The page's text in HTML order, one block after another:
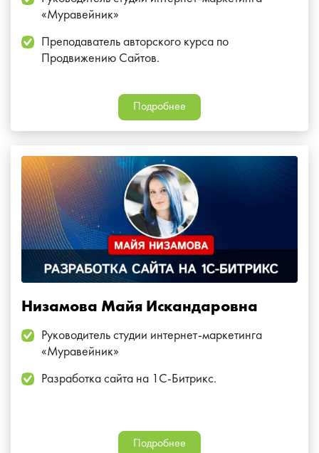
«Муравейник»
Преподаватель авторского курса по
Продвижению Сайтов.
Подробнее
Низамова Майя Искандаровна
Руководитель студии интернет-маркетинга
«Муравейник»
Разработка сайта на 1С-Битрикс.
Подробнее